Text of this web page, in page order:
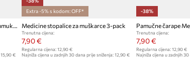
Medicine čarape za muškarce od pamuka 3-pack
15,90 €
Extra -5% s kodom: OFF*
Medicine stopalice za muškarce 3-pack
Trenutna cijena:
7,90 €
Regularna cijena: 12,90 €
Najniža cijena u zadnjih 30 dana prije sniženja: 12,90 €
-38%
Pamučne čarape
Trenutna cijena:
7,90 €
Regularna cijena: 12,90 €
Najniža cijena u zadnjih